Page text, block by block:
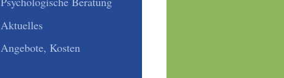
Aktuelles
Angebote, Kosten